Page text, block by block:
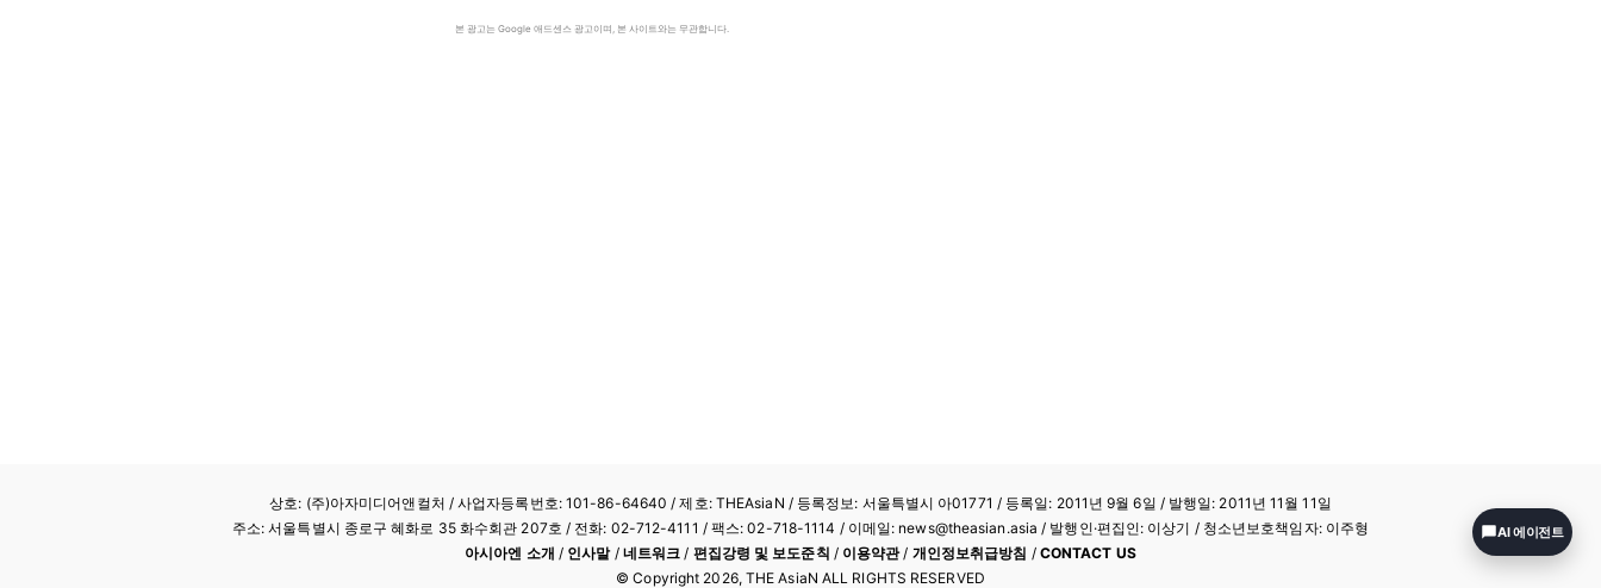
본 광고는 Google 애드센스 광고이며, 본 사이트와는 무관합니다.
상호: (주)아자미디어앤컬처 /사업자등록번호: 101-86-64640 / 제호: THEAsiaN / 등록정보: 서울특별시 아01771 / 등록일: 2011년 9월 6일 / 발행일: 2011년 11월 11일
주소: 서울특별시 종로구 혜화로 35 화수회관 207호 / 전화: 02-712-4111 / 팩스: 02-718-1114 / 이메일: news@theasian.asia / 발행인·편집인: 이상기 / 청소년보호책임자: 이주형
아시아엔 소개 / 인사말/ 네트워크 / 편집강령 및 보도준칙 / 이용약관/ 개인정보취급방침 / CONTACT US
© Copyright 2026, THE AsiaN ALL RIGHTS RESERVED
AI 에이전트